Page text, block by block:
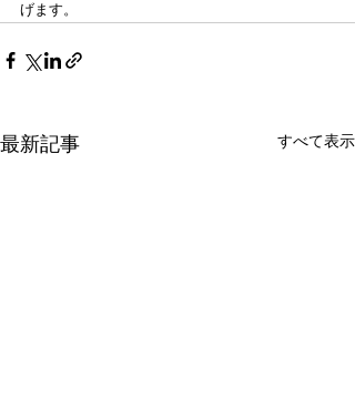
げます。
最新記事 すべて表示